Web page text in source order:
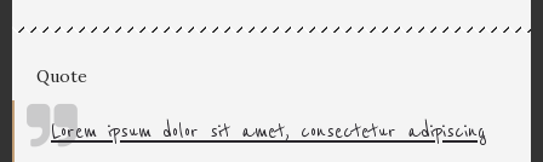
Quote
Lorem ipsum dolor sit amet, consectetur adipiscing